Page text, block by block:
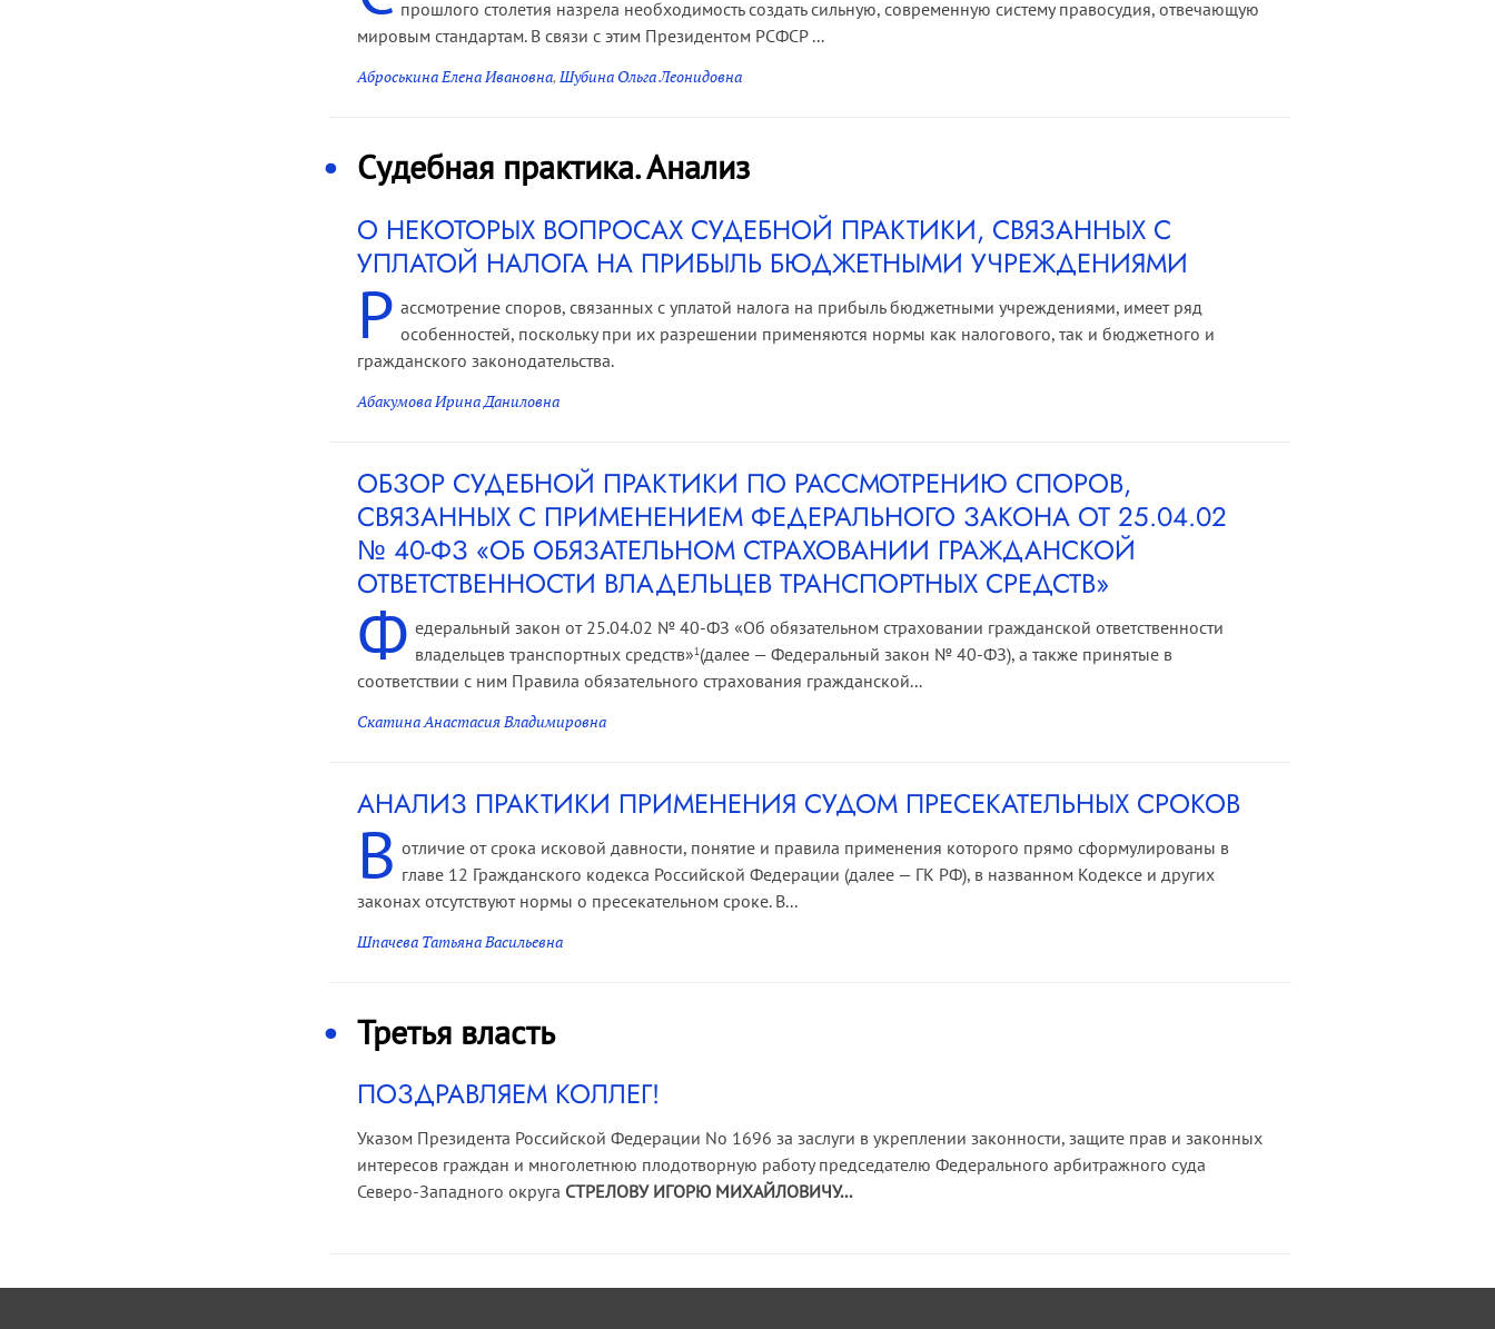
прошлого столетия назрела необходимость создать сильную, современную систему правосудия, отвечающую
мировым стандартам. В связи с этим Президентом РСФСР ...
Аброськина Елена Ивановна, Шубина Ольга Леонидовна
Судебная практика. Анализ
О НЕКОТОРЫХ ВОПРОСАХ СУДЕБНОЙ ПРАКТИКИ, СВЯЗАННЫХ С
УПЛАТОЙ НАЛОГА НА ПРИБЫЛЬ БЮДЖЕТНЫМИ УЧРЕЖДЕНИЯМИ
Р ассмотрение споров, связанных с уплатой налога на прибыль бюджетными учреждениями, имеет ряд
особенностей, поскольку при их разрешении применяются нормы как налогового, так и бюджетного и
гражданского законодательства.
Абакумова Ирина Даниловна
ОБЗОР СУДЕБНОЙ ПРАКТИКИ ПО РАССМОТРЕНИЮ СПОРОВ,
СВЯЗАННЫХ С ПРИМЕНЕНИЕМ ФЕДЕРАЛЬНОГО ЗАКОНА ОТ 25.04.02
№ 40-ФЗ «ОБ ОБЯЗАТЕЛЬНОМ СТРАХОВАНИИ ГРАЖДАНСКОЙ
ОТВЕТСТВЕННОСТИ ВЛАДЕЛЬЦЕВ ТРАНСПОРТНЫХ СРЕДСТВ»
Ф едеральный закон от 25.04.02 № 40-ФЗ «Об обязательном страховании гражданской ответственности
владельцев транспортных средств»1(далее — Федеральный закон № 40-ФЗ), а также принятые в
соответствии с ним Правила обязательного страхования гражданской...
Скатина Анастасия Владимировна
АНАЛИЗ ПРАКТИКИ ПРИМЕНЕНИЯ СУДОМ ПРЕСЕКАТЕЛЬНЫХ СРОКОВ
В отличие от срока исковой давности, понятие и правила применения которого прямо сформулированы в
главе 12 Гражданского кодекса Российской Федерации (далее — ГК РФ), в названном Кодексе и других
законах отсутствуют нормы о пресекательном сроке. В...
Шпачева Татьяна Васильевна
Третья власть
ПОЗДРАВЛЯЕМ КОЛЛЕГ!
Указом Президента Российской Федерации No 1696 за заслуги в укреплении законности, защите прав и законных
интересов граждан и многолетнюю плодотворную работу председателю Федерального арбитражного суда
Северо-Западного округа СТРЕЛОВУ ИГОРЮ МИХАЙЛОВИЧУ...